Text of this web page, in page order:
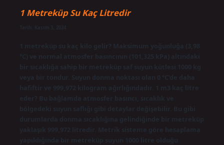
1 Metreküp Su Kaç Litredir
1 metreküp su kaç kilo gelir? Maksimum yoğunluğa (3,98
°C) ve normal atmosfer basıncının (101,325 kPa) altındaki
bir sıcaklığa sahip bir metreküp saf suyun kütlesi 1000 kg
veya bir tondur. Suyun donma noktası olan 0 °C’de daha
hafiftir ve 999,972 kilogram ağırlığındadır. 1 m3 kaç litre
eder? Bu bağlamda atmosfer basıncı, sıcaklık ve
bölgedeki suyun saflığı gibi detaylar değişebilir. Bu gibi
durumlarda donma sıcaklığına gelindiğinde bir metreküp
yaklaşık 999,972 litredir. Metrik sisteme göre hesaplama
yapıldığında bir metreküp suyun 1000 litre olduğu